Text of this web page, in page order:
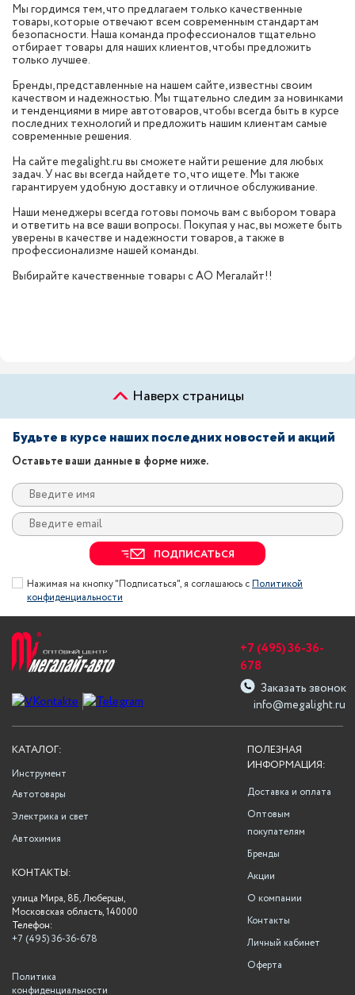
Мы гордимся тем, что предлагаем только качественные
товары, которые отвечают всем современным стандартам
безопасности. Наша команда профессионалов тщательно
отбирает товары для наших клиентов, чтобы предложить
только лучшее.
Бренды, представленные на нашем сайте, известны своим
качеством и надежностью. Мы тщательно следим за новинками
и тенденциями в мире автотоваров, чтобы всегда быть в курсе
последних технологий и предложить нашим клиентам самые
современные решения.
На сайте megalight.ru вы сможете найти решение для любых
задач. У нас вы всегда найдете то, что ищете. Мы также
гарантируем удобную доставку и отличное обслуживание.
Наши менеджеры всегда готовы помочь вам с выбором товара
и ответить на все ваши вопросы. Покупая у нас, вы можете быть
уверены в качестве и надежности товаров, а также в
профессионализме нашей команды.
Выбирайте качественные товары с АО Мегалайт!!
Наверх страницы
Будьте в курсе наших последних новостей и акций
Оставьте ваши данные в форме ниже.
ПОДПИСАТЬСЯ
Нажимая на кнопку "Подписаться", я соглашаюсь сПолитикой
конфиденциальности
info@megalight.ru
+7 (495) 36-36-
678
Заказать звонок
ПОЛЕЗНАЯ
ИНФОРМАЦИЯ:
Доставка и оплата
Оптовым
покупателям
Бренды
Акции
О компании
Контакты
Личный кабинет
Оферта
КАТАЛОГ:
Инструмент
Автотовары
Электрика и свет
Автохимия
КОНТАКТЫ:
улица Мира, 8Б, Люберцы,
Московская область, 140000
Телефон:
+7 (495) 36-36-678
Политика
конфиденциальности